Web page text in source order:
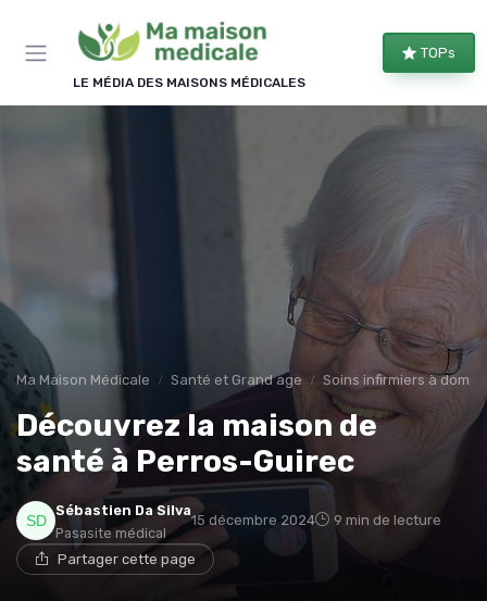
LE MÉDIA DES MAISONS MÉDICALES
TOPs
Ma Maison Médicale Santé et Grand age Soins infirmiers à
Découvrez la maison de
santé à Perros-Guirec
Sébastien Da Silva
Pasasite médical
15 décembre 2024 9 min de lecture
Partager cette page